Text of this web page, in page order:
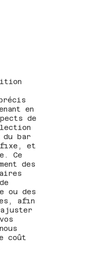
en
de
du bar
fixe, et
Ce
des
ou des
afin
coût